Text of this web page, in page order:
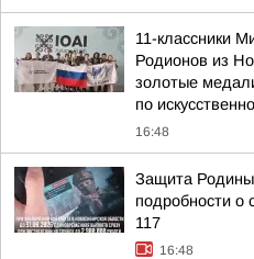
11-классники
Родионов из
золотые
по
16:48
Защита
подробности о
117
16:48